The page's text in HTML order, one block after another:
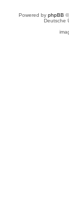
Powered by phpBB
Deutsche